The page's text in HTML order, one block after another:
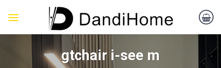
gtchair i-see m